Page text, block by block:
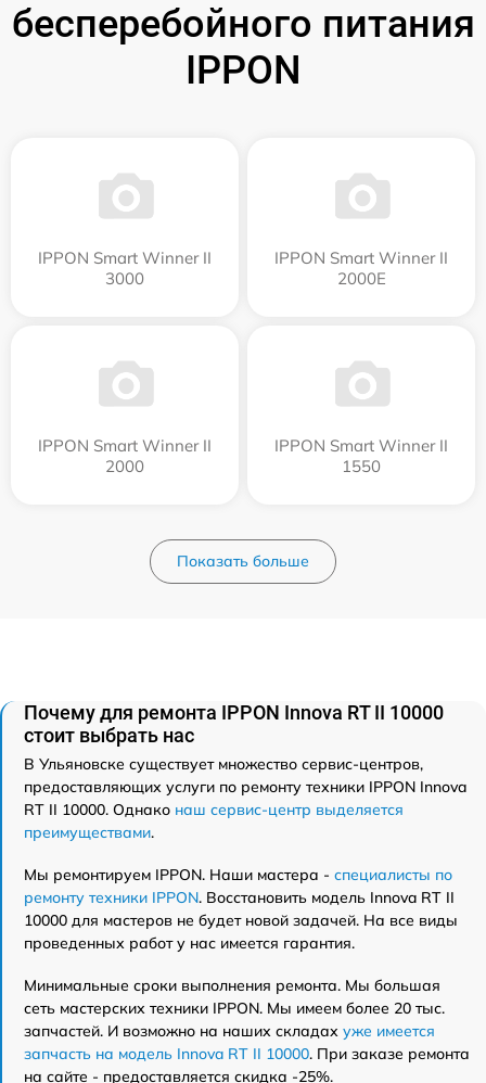
бесперебойного питания
IPPON
IPPON Smart Winner II
3000
IPPON Smart Winner II
2000E
IPPON Smart Winner II
2000
IPPON Smart Winner II
1550
Показать больше
Почему для ремонта IPPON Innova RT II 10000
стоит выбрать нас
В Ульяновске существует множество сервис-центров,
предоставляющих услуги по ремонту техники IPPON Innova
RT II 10000. Однако наш сервис-центр выделяется
преимуществами.
Мы ремонтируем IPPON. Наши мастера - специалисты по
ремонту техники IPPON. Восстановить модель Innova RT II
10000 для мастеров не будет новой задачей. На все виды
проведенных работ у нас имеется гарантия.
Минимальные сроки выполнения ремонта. Мы большая
сеть мастерских техники IPPON. Мы имеем более 20 тыс.
запчастей. И возможно на наших складах уже имеется
запчасть на модель Innova RT II 10000. При заказе ремонта
на сайте - предоставляется скидка -25%.